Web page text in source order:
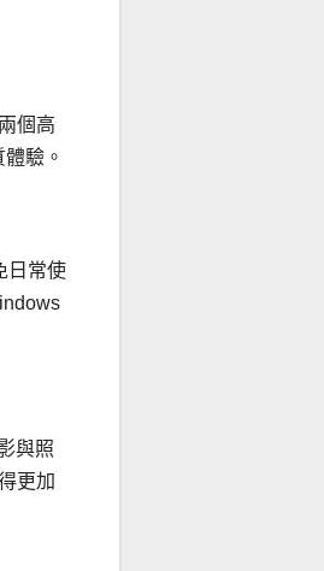
個高
驗。
日常使
與照
更加